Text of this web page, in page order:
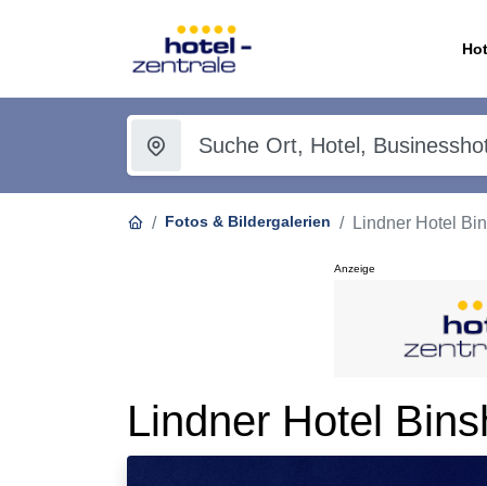
Fotos & Bildergalerien Lindner Hotel
Anzeige
Lindner Hotel